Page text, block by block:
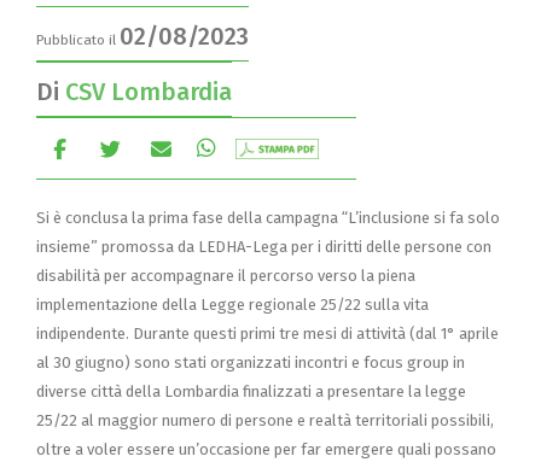
Pubblicato il 02/08/2023
Di CSV Lombardia
Si è conclusa la prima fase della campagna “L’inclusione si fa solo
insieme” promossa da LEDHA-Lega per i diritti delle persone con
disabilità per accompagnare il percorso verso la piena
implementazione della Legge regionale 25/22 sulla vita
indipendente. Durante questi primi tre mesi di attività (dal 1° aprile
al 30 giugno) sono stati organizzati incontri e focus group in
diverse città della Lombardia finalizzati a presentare la legge
25/22 al maggior numero di persone e realtà territoriali possibili,
oltre a voler essere un’occasione per far emergere quali possano